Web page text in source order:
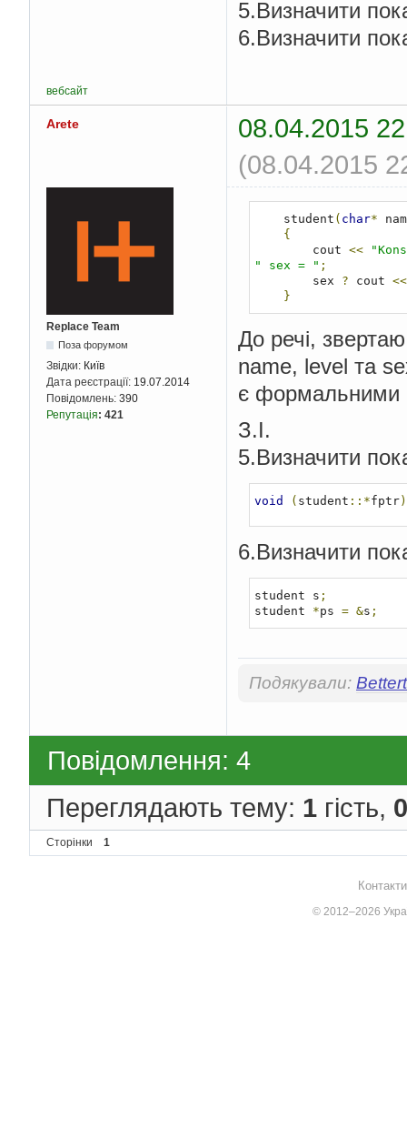
5.Визначити
6.Визначити
вебсайт
Arete
08.04.2015
(08.04.2015
Replace Team
Поза форумом
Звідки: Київ
Дата реєстрації: 19.07.2014
Повідомлень: 390
Репутація: 421
    student
( char*
{
        cout
<<
" sex = " ;
        sex
? cout <<
}
До речі,
name, level та
є формальними
З.І.
5.Визначити
void ( student ::*fptr)
6.Визначити
student s ;
student *ps = &s ;
Подякували:
Повідомлення: 4
Переглядають тему: 1 гість, 0
Сторінки 1
© 2012–2026